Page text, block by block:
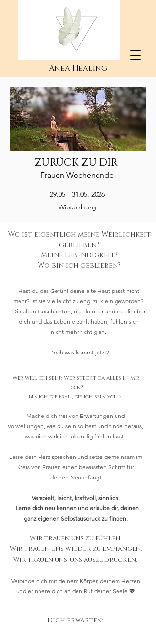
Anea Healing
ZURÜCK ZU DIR
Frauen Wochenende
29.05 - 31.05. 2026
Wiesenburg
Wo ist eigentlich meine Weiblichkeit
geblieben?
Meine Lebendigkeit?
Wo bin ich geblieben?
Hast du das Gefühl deine alte Haut passt nicht
mehr? Ist sie vielleicht zu eng, zu klein geworden?
Die alten Geschichten, die du oder andere dir über
dich und das Leben erzählt haben, fühlen sich
nicht mehr richtig an.
Doch was kommt jetzt?
Wer will ich sein? Wer steckt da alles in mir
drin?
Bin ich die Frau, die ich sein will?
Mache dich frei von Erwartungen und
Vorstellungen, wie du sein solltest und finde heraus,
was dich wirklich lebendig fühlen lässt.
Lasse dein Herz sprechen und setze gemeinsam im
Kreis von Frauen einen bewussten Schritt für
deinen Neuanfang!
Verspielt, leicht, kraftvoll, sinnlich.
Lerne dich neu kennen und erlaube dir, deinen
ganz eigenen Selbstausdruck zu finden.
Wir trauen uns zu fühlen.
Wir trauen uns wieder zu empfangen.
Wir trauen uns, uns auszudrücken.
Verbinde dich mit deinem Körper, deinem Herzen
und erinnere dich an den Ruf deiner Seele 💖
Dich erwarten: